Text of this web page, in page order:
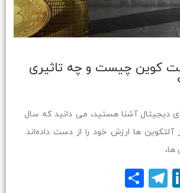
کوین چیست و چه تاثیری
دیجیتال آشنا هستید، می دانید که سال
آلتکوین ها ارزش خود را از دست داده‌اند.
LinkedIn
Telegram